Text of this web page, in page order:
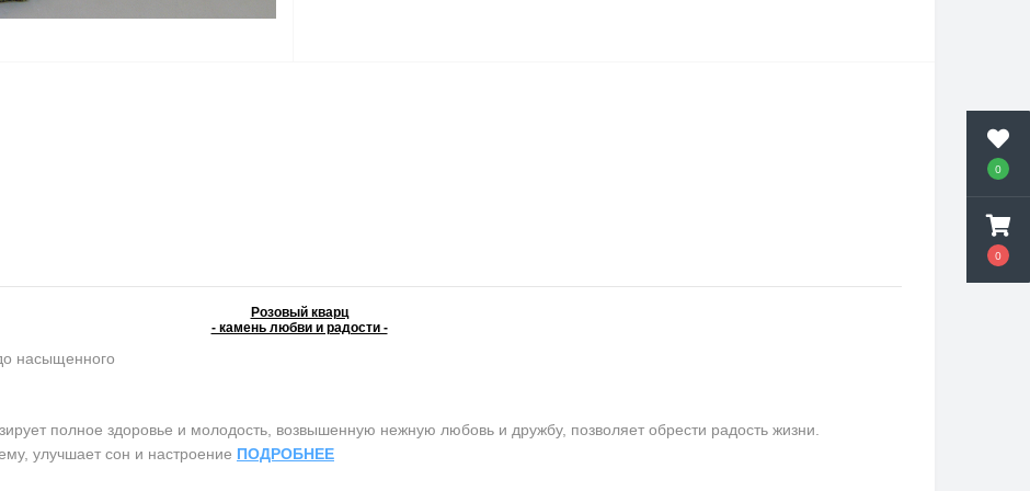
0
0
Розовый кварц
- камень любви и радости -
насыщенного
полное здоровье и молодость, возвышенную нежную любовь и дружбу, позволяет обрести радость жизни.
улучшает сон и настроение ПОДРОБНЕЕ